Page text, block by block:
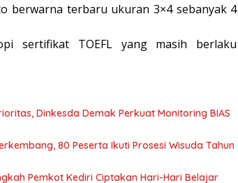
berwarna terbaru ukuran 3×4 sebanyak 4
sertifikat TOEFL yang masih berlaku
Dinkesda Demak Perkuat Monitoring BIAS
80 Peserta Ikuti Prosesi Wisuda Tahun
Pemkot Kediri Ciptakan Hari-Hari Belajar